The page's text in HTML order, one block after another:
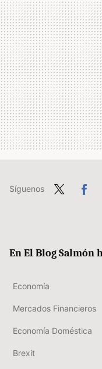
Síguenos
En El Blog Salmón
Economía
Mercados Financieros
Economía Doméstica
Brexit